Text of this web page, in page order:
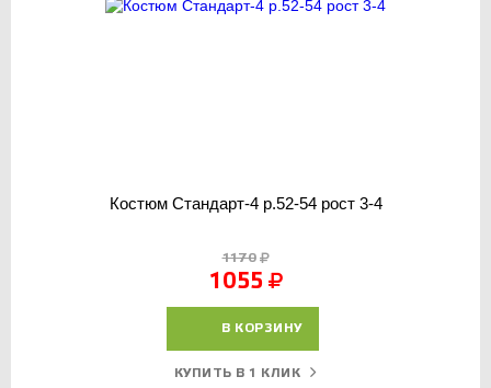
Костюм Стандарт-4 р.52-54 рост 3-4
1170
1055
В КОРЗИНУ
КУПИТЬ В 1 КЛИК